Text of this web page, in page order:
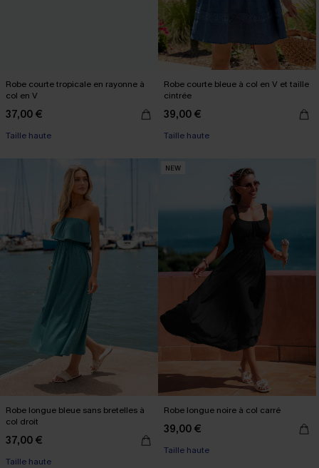
Robe courte tropicale en rayonne à
col en V
37,00 €
Taille haute
Robe courte bleue à col en V et taille
cintrée
39,00 €
Taille haute
Robe longue bleue sans bretelles à
col droit
37,00 €
Taille haute
NEW
Robe longue noire à col carré
39,00 €
Taille haute